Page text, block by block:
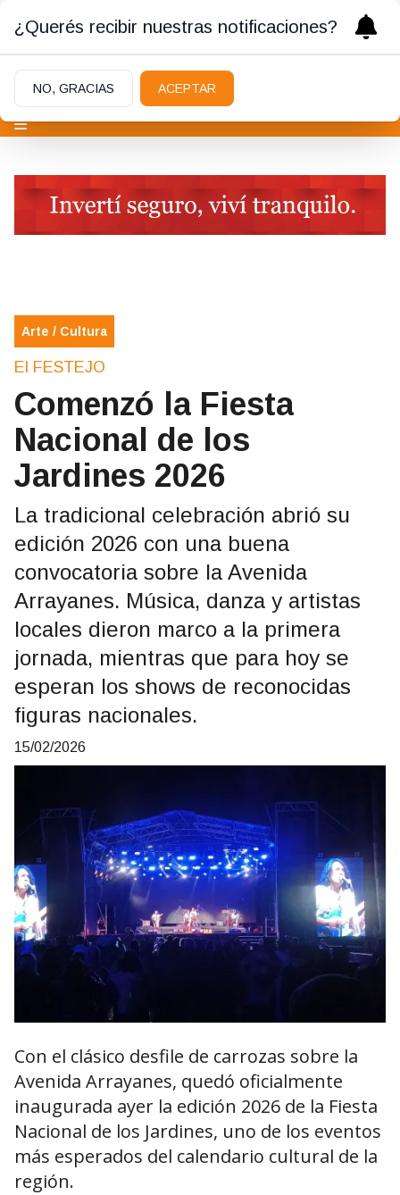
Arte / Cultura
El FESTEJO
Comenzó la Fiesta
Nacional de los
Jardines 2026
La tradicional celebración abrió su
edición 2026 con una buena
convocatoria sobre la Avenida
Arrayanes. Música, danza y artistas
locales dieron marco a la primera
jornada, mientras que para hoy se
esperan los shows de reconocidas
figuras nacionales.
15/02/2026
Con el clásico desfile de carrozas sobre la
Avenida Arrayanes, quedó oficialmente
inaugurada ayer la edición 2026 de la Fiesta
Nacional de los Jardines, uno de los eventos
más esperados del calendario cultural de la
región.
¿Querés recibir nuestras notificaciones?
NO, GRACIAS ACEPTAR